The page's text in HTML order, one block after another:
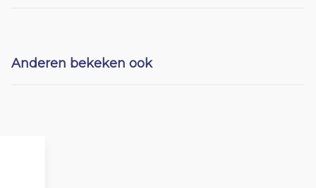
Anderen bekeken ook